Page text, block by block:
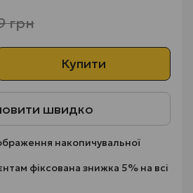
грн
Купити
швидко
накопичувальної
фіксована знижка 5% на всі